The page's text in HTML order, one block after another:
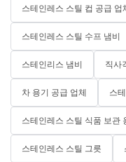
스테인레스 스틸 컵 공급 업
스테인레스 스틸 수프 냄비
스테인리스 냄비 직사
차 용기 공급 업체 스
스테인레스 스틸 식품 보관
스테인레스 스틸 그릇